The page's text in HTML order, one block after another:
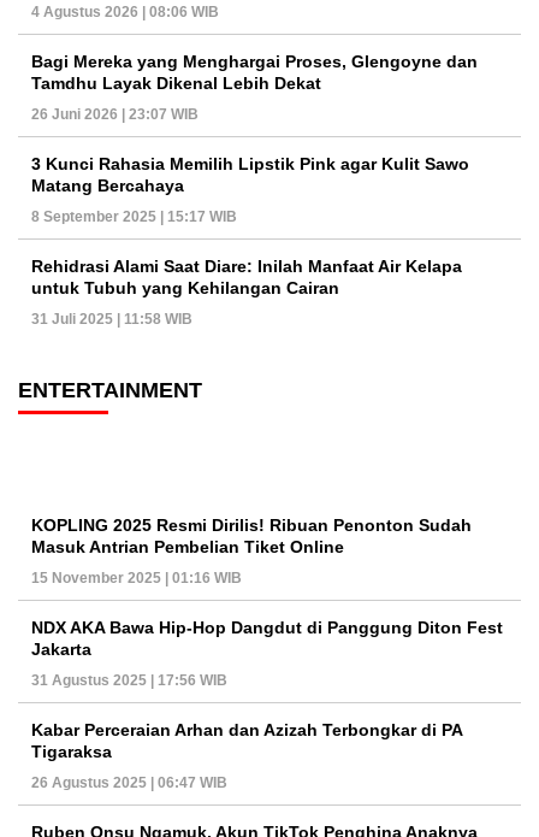
4 Agustus 2026 | 08:06 WIB
Bagi Mereka yang Menghargai Proses, Glengoyne dan
Tamdhu Layak Dikenal Lebih Dekat
26 Juni 2026 | 23:07 WIB
3 Kunci Rahasia Memilih Lipstik Pink agar Kulit Sawo
Matang Bercahaya
8 September 2025 | 15:17 WIB
Rehidrasi Alami Saat Diare: Inilah Manfaat Air Kelapa
untuk Tubuh yang Kehilangan Cairan
31 Juli 2025 | 11:58 WIB
ENTERTAINMENT
KOPLING 2025 Resmi Dirilis! Ribuan Penonton Sudah
Masuk Antrian Pembelian Tiket Online
15 November 2025 | 01:16 WIB
NDX AKA Bawa Hip-Hop Dangdut di Panggung Diton Fest
Jakarta
31 Agustus 2025 | 17:56 WIB
Kabar Perceraian Arhan dan Azizah Terbongkar di PA
Tigaraksa
26 Agustus 2025 | 06:47 WIB
Ruben Onsu Ngamuk, Akun TikTok Penghina Anaknya